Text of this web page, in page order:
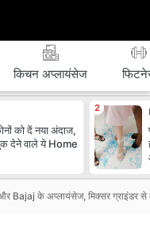
किचन अप्लायंसेज
को दें नया अंदाज,
देने वाले ये Home
Bajaj के अप्लायंसेज, मिक्सर